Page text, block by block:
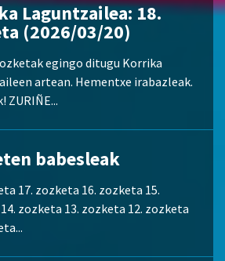
Laguntzailea: 18.
(2026/03/20)
egingo ditugu Korrika
artean. Hementxe irabazleak.
ZURIÑE...
babesleak
17. zozketa 16. zozketa 15.
zozketa 13. zozketa 12. zozketa